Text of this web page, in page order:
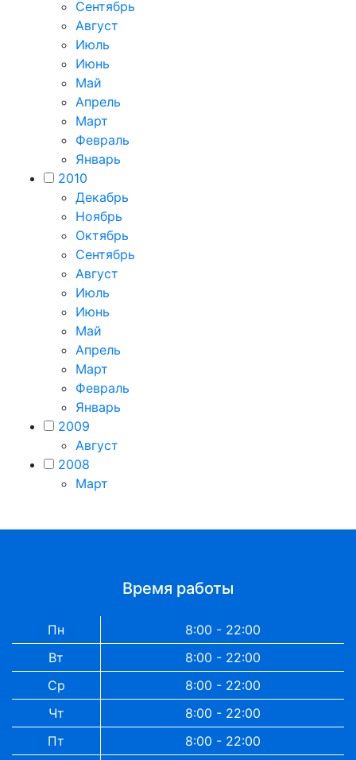
Сентябрь
Август
Июль
Июнь
Май
Апрель
Март
Февраль
Январь
2010
Декабрь
Ноябрь
Октябрь
Сентябрь
Август
Июль
Июнь
Май
Апрель
Март
Февраль
Январь
2009
Август
2008
Март
Время работы
Пн
8:00 - 22:00
Вт
8:00 - 22:00
Ср
8:00 - 22:00
Чт
8:00 - 22:00
Пт
8:00 - 22:00